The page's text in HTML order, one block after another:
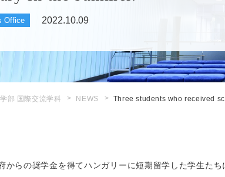
Office 2022.10.09
部 国際交流学科 NEWS Three students who received
からの奨学金を得てハンガリーに短期留学した学生たち